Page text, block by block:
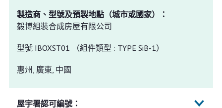
毅博組裝合成房屋有限公司
型號 IBOXST01 （組件類型 : TYPE SiB-1）
惠州, 廣東, 中國